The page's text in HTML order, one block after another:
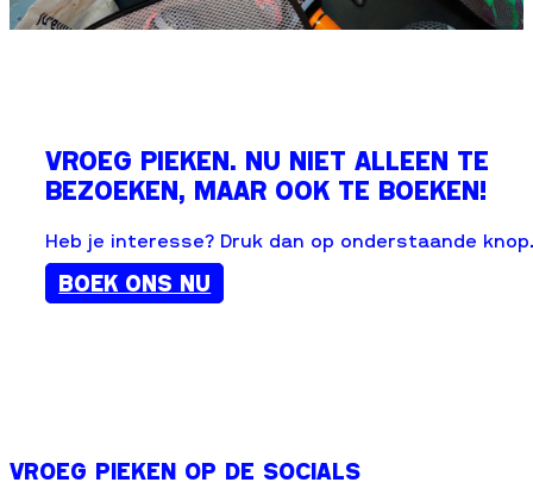
VROEG PIEKEN. NU NIET ALLEEN TE
BEZOEKEN, MAAR OOK TE BOEKEN!
Heb je interesse? Druk dan op onderstaande
BOEK ONS NU
VROEG PIEKEN OP DE SOCIALS